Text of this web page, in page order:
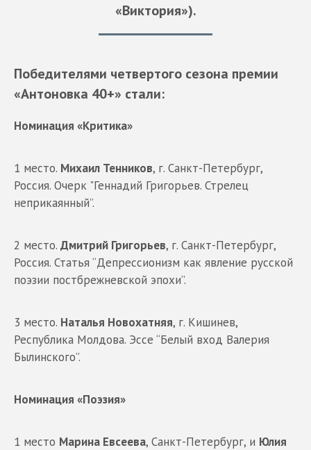
«Виктория»).
Победителями четвертого сезона премии
«Антоновка 40+» стали:
Номинация «Критика»
1 место. Михаил Тенников, г. Санкт-Петербург,
Россия. Очерк "Геннадий Григорьев. Стрелец
неприкаянный”.
2 место. Дмитрий Григорьев, г. Санкт-Петербург,
Россия. Статья “Депрессионизм как явление русской
поэзии постбрежневской эпохи”.
3 место. Наталья Новохатняя, г. Кишинев,
Республика Молдова. Эссе “Белый вход Валерия
Былинского”.
Номинация «Поэзия»
1 место Марина Евсеева, Санкт-Петербург, и Юлия